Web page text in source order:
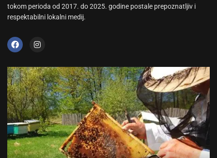
tokom perioda od 2017. do 2025. godine postale prepoznatljiv i
respektabilni lokalni medij.